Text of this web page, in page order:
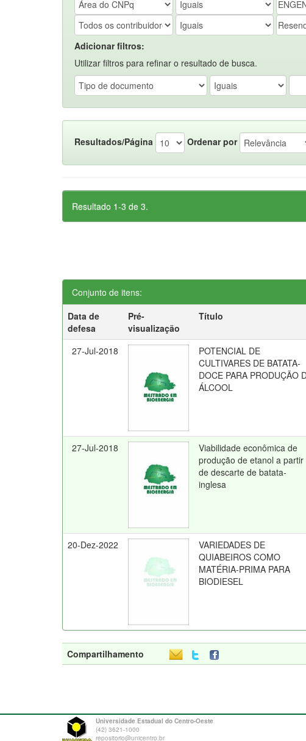
Adicionar filtros:
Utilizar filtros para refinar o resultado de busca.
Resultados/Página Ordenar por
Resultado 1-3 de 3.
Conjunto de itens:
Data de
defesa
Pré-
visualização
Título
27-Jul-2018
POTENCIAL DE
CULTIVARES DE BATATA-
DOCE PARA PRODUÇÃO
ÁLCOOL
27-Jul-2018
Viabilidade econômica de
produção de etanol a partir
de descarte de batata-
inglesa
20-Dez-2022
VARIEDADES DE
QUIABEIROS COMO
MATÉRIA-PRIMA PARA
BIODIESEL
Compartilhamento
Universidade Estadual do Centro-Oeste
(42) 3621-1000
repositorio@unicentro.br